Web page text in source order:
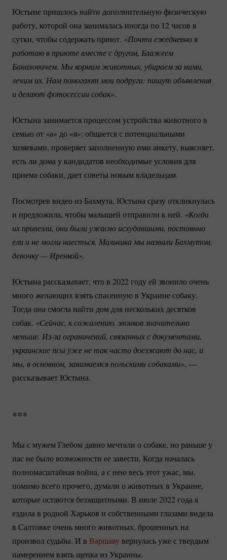
Юстыне пришлось найти дополнительную физическую
работу, которой она занималась иногда по 12 часов в
сутки, чтобы содержать приют. «Почти ежедневно я
работаю в приюте вместе с другом, Блажеем
Банаховичем. Мы кормим животных, убираем за ними,
лечим их. Нам помогают мои подруги: пишут объявления
и делают фотосессии собак».
Юстына занимается процессом устройства животного в
семью от «а» до «я»: общается с потенциальными
хозяевами, проверяет заполненную ими анкету, выясняет,
есть ли дома у кандидатов необходимые условия для
приема собаки, дает советы новым владельцам.
Посмотрев видео из Бахмута, Юстына сразу откликнулась
и предложила, чтобы малышей отправили к ней. «Когда
их привезли, они были ужасно исхудавшими, постоянно
ели и не могли наесться. Мальчика мы назвали Бахмутом,
девочку — Иренкой».
Юстына рассказывает, что в 2022 году ей звонило очень
много желающих взять спасенную в Украине собаку.
Тогда она смогла найти дом для нескольких десятков
собак. «Сейчас, к сожалению, звонков значительно
меньше. Из-за ограничений, связанных с документами,
украинские псы уже не так часто доезжают до нас, и
мы, в основном, занимаемся польскими собаками», —
рассказывает Юстына.
***
Мы с мужем Глебом давно мечтали о собаке, но раньше у
нас не было возможности ее завести. Когда началась
полномасштабная война, а с нею весь этот ужас, мы,
помимо всего прочего, думали о животных в Украине,
которые остаются беззащитными. В июле 2022 года я
ездила в родной Харьков и собственными глазами видела
в Салтовке очень много животных, брошенных на
произвол судьбы. И в Варшавувернулась уже с твердым
намерением взять щенка из Украины.